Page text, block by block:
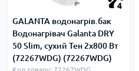
4
GALANTA водонагрів.бак
Водонагрівач Galanta DRY
50 Slim, сухий Тен 2x800 Вт
(72267WDG) (72267WDG)